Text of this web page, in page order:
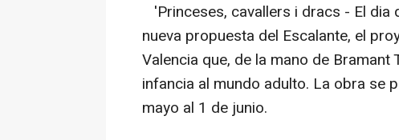
'Princeses, cavallers i dracs - El dia
nueva propuesta del Escalante, el
Valencia que, de la mano de
infancia al mundo adulto. La obra se
mayo al 1 de junio.